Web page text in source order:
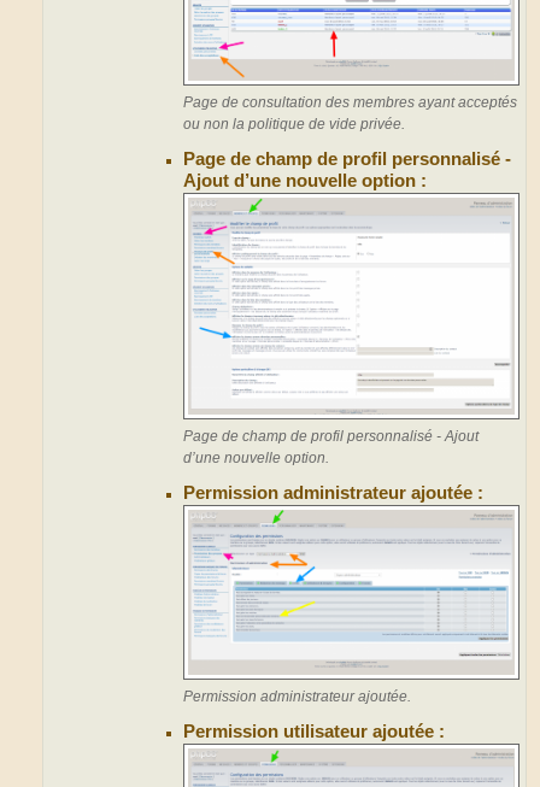
Page de consultation des membres ayant acceptés
ou non la politique de vide privée.
Page de champ de profil personnalisé -
Ajout d’une nouvelle option :
Page de champ de profil personnalisé - Ajout
d’une nouvelle option.
Permission administrateur ajoutée :
Permission administrateur ajoutée.
Permission utilisateur ajoutée :